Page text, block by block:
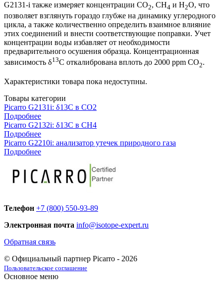
G2131-i также измеряет концентрации CO2, CH4 и Н2О, что
позволяет взглянуть гораздо глубже на динамику углеродного
цикла, а также количественно определить взаимное влияние
этих соединений и внести соответствующие поправки. Учет
концентрации воды избавляет от необходимости
предварительного осушения образца. Концентрационная
зависимость δ13С откалибрована вплоть до 2000 ppm CO2.
Характеристики товара пока недоступны.
Товары категории
Picarro G2131i: δ13C в СО2
Подробнее
Picarro G2132i: δ13C в CH4
Подробнее
Picarro G2210i: анализатор утечек природного газа
Подробнее
Телефон +7 (800) 550-93-89
Электронная почта info@isotope-expert.ru
Обратная связь
© Официальный партнер Picarro - 2026
Пользовательское соглашение
Основное меню